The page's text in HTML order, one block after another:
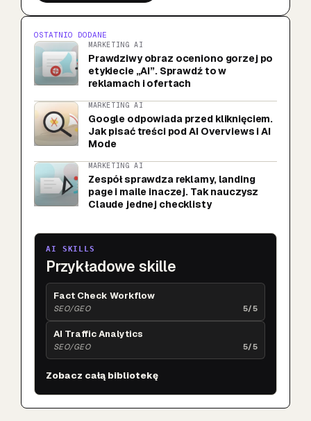
OSTATNIO DODANE
MARKETING AI
Prawdziwy obraz oceniono gorzej po
etykiecie „AI”. Sprawdź to w
reklamach i ofertach
MARKETING AI
Google odpowiada przed kliknięciem.
Jak pisać treści pod AI Overviews i AI
Mode
MARKETING AI
Zespół sprawdza reklamy, landing
page i maile inaczej. Tak nauczysz
Claude jednej checklisty
AI SKILLS
Przykładowe skille
Fact Check Workflow
SEO/GEO 5/5
AI Traffic Analytics
SEO/GEO 5/5
Zobacz całą bibliotekę